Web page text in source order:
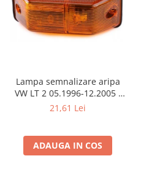
Lampa semnalizare aripa
VW LT 2 05.1996-12.2005 ;
Mercedes Sprinter 1995-
Neoplan Euroliner,
Starliner,Centroliner,
21,61 Lei
ADAUGA IN COS